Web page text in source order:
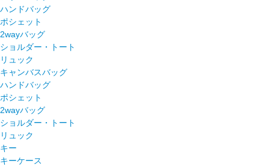
ハンドバッグ
ポシェット
2wayバッグ
ショルダー・トート
リュック
キャンバスバッグ
ハンドバッグ
ポシェット
2wayバッグ
ショルダー・トート
リュック
キー
キーケース